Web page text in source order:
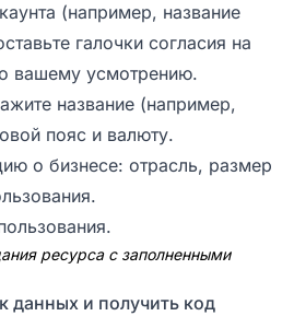
(например, название
галочки согласия на
вашему усмотрению.
название (например,
пояс и валюту.
о бизнесе: отрасль, размер
ресурса с заполненными
данных и получить код